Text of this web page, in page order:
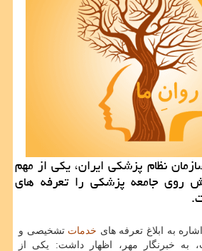
نظام پزشكی ایران، یكی از مهم
روی جامعه پزشكی را تعرفه های
به ابلاغ تعرفه های خدمات تشخیصی و
به خبرنگار مهر، اظهار داشت: یکی از